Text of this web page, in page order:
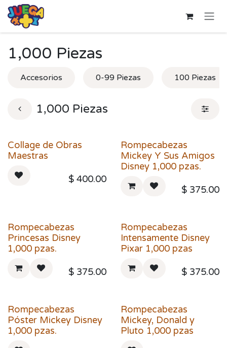
Ir al contenido
1,000 Piezas
Accesorios 0-99 Piezas 100 Piezas
1,000 Piezas
Collage de Obras
Maestras
$ 400.00
Rompecabezas
Mickey Y Sus Amigos
Disney 1,000 pzas.
$ 375.00
Rompecabezas
Princesas Disney
1,000 pzas.
$ 375.00
Rompecabezas
Intensamente Disney
Pixar 1,000 pzas
$ 375.00
Rompecabezas
Póster Mickey Disney
1,000 pzas.
Rompecabezas
Mickey, Donald y
Pluto 1,000 pzas